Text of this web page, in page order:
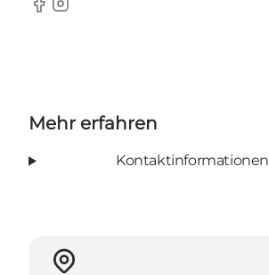
Facebook
Instagram
Mehr erfahren
Kontaktinformationen